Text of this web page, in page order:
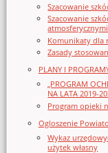
Szacowanie
Szacowanie
atmosferycznymi
Komunikaty dla
Zasady
PLANY I
„PROGRAM
NA LATA 2019-
Program opieki
Ogloszenie
Wykaz
użytek własny